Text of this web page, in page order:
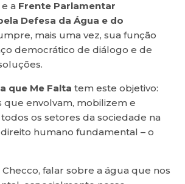
a Frente Parlamentar
Defesa da Água e do
mais uma vez, sua função
democrático de diálogo e de
que Me Falta tem este objetivo:
que envolvam, mobilizem e
os setores da sociedade na
humano fundamental – o
falar sobre a água que nos